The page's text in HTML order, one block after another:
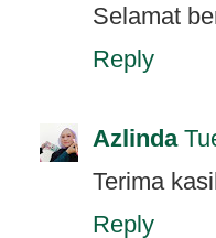
Selamat
Reply
Azlinda
Terima
Reply